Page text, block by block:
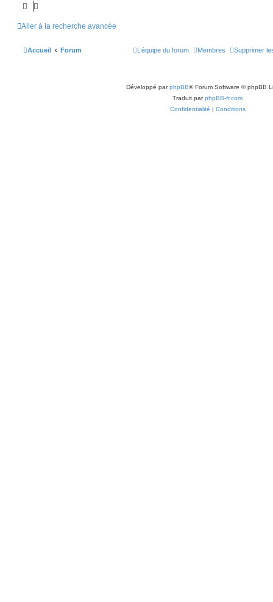
Aller à la recherche avancée
Accueil Forum Supprimer
Membres
L’équipe du forum
Développé parphpBB® Forum Software © phpBB
Traduit parphpBB-fr.com
Confidentialité | Conditions